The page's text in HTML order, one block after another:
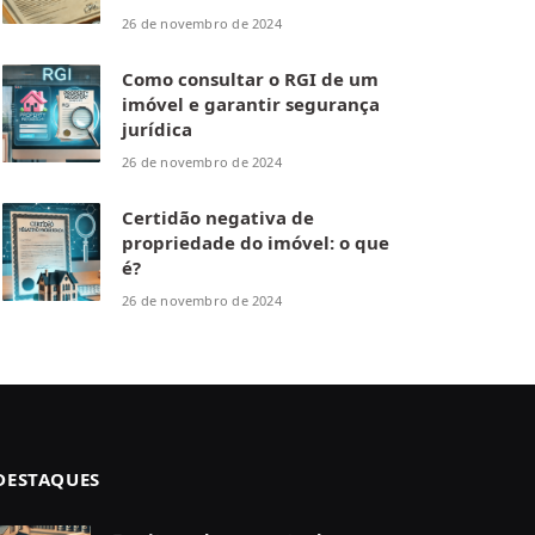
26 de novembro de 2024
Como consultar o RGI de um
imóvel e garantir segurança
jurídica
26 de novembro de 2024
Certidão negativa de
propriedade do imóvel: o que
é?
26 de novembro de 2024